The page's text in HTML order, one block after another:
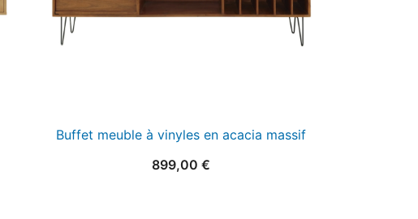
Buffet meuble à vinyles en acacia massif
899,00 €